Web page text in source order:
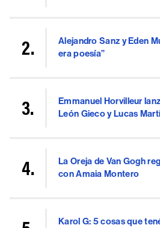
Alejandro Sanz y Eden
era poesía”
Emmanuel Horvilleur
León Gieco y Lucas
La Oreja de Van Gogh
con Amaia Montero
Karol G: 5 cosas que